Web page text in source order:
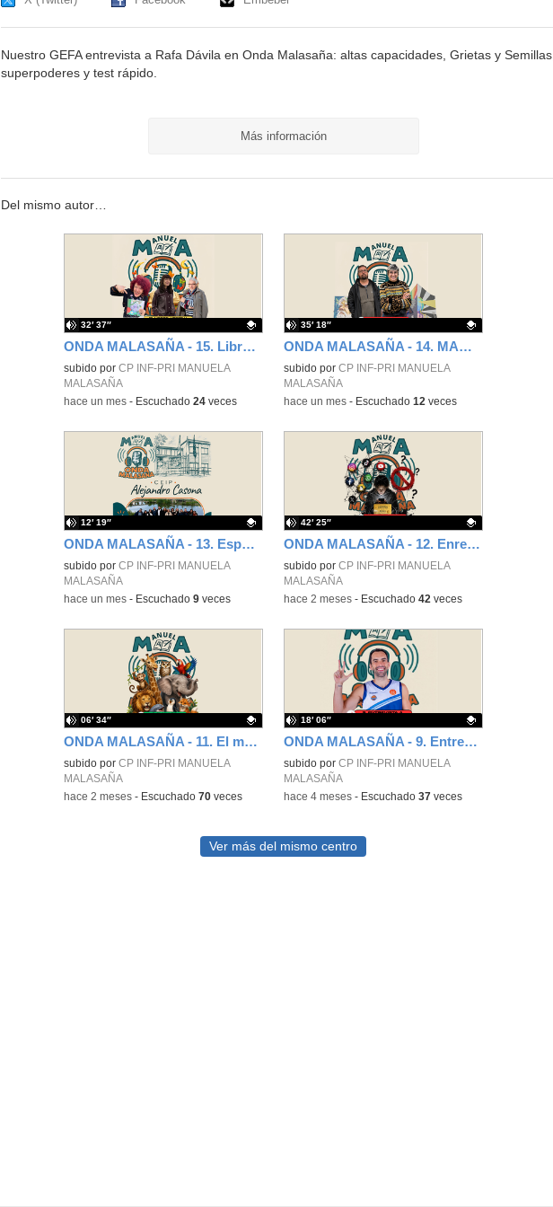
Nuestro GEFA entrevista a Rafa Dávila en Onda Malasaña: altas capacidades, Grietas y Semillas,
superpoderes y test rápido.
Más información
Del mismo autor…
ONDA MALASAÑA - 15. Libros, voces y aventuras
Contenido educativo.
subido por CP INF-PRI MANUELA
MALASAÑA
32′ 37″
-hace un mes- Escuchado 24veces
ONDA MALASAÑA - 14. MAUF con Morse y Fressa Art
Contenido educativo.
subido por CP INF-PRI MANUELA
MALASAÑA
35′ 18″
-hace un mes- Escuchado 12 veces
ONDA MALASAÑA - 13. Especial CEIP Alejandro Casona
Contenido educativo.
subido por CP INF-PRI MANUELA
MALASAÑA
12′ 19″
-hace un mes- Escuchado 9veces
ONDA MALASAÑA - 12. Enredados en las Redes
Contenido educativo.
subido por CP INF-PRI MANUELA
MALASAÑA
42′ 25″
-hace 2 meses- Escuchado 42 veces
ONDA MALASAÑA - 11. El mundo animal
Contenido educativo.
subido por CP INF-PRI MANUELA
MALASAÑA
06′ 34″
-hace 2 meses- Escuchado 70veces
ONDA MALASAÑA - 9. Entrevista a Vitor Benite
Contenido educativo.
subido por CP INF-PRI MANUELA
MALASAÑA
18′ 06″
-hace 4 meses- Escuchado 37veces
Ver más del mismo centro